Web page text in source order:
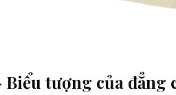
Biểu tượng của